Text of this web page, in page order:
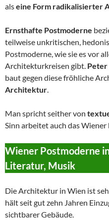
alseine Form radikalisierter
Ernsthafte Postmoderne
teilweise unkritischen,
Postmoderne, wie sie es vor
Architekturkreisen gibt. Peter
baut gegen diese fröhliche
Architektur.
Man spricht seither von
Sinn arbeitet auch das
Wiener Postmoderne
Literatur, Musik
Die Architektur in Wien ist
hält seit gut zehn Jahren
sichtbarer Gebäude.